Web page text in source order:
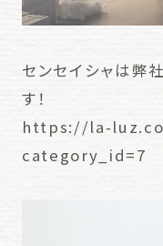
センセイシャは弊
す！
https://la-
category_id=7